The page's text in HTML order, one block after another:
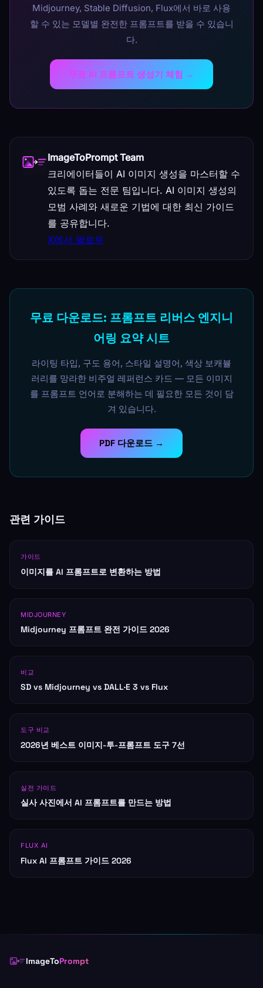
Midjourney, Stable Diffusion, Flux에서 바로 사용
할 수 있는 모델별 완전한 프롬프트를 받을 수 있습니
다.
무료 AI 프롬프트 생성기 체험 →
ImageToPrompt Team
크리에이터들이 AI 이미지 생성을 마스터할 수
있도록 돕는 전문 팀입니다. AI 이미지 생성의
모범 사례와 새로운 기법에 대한 최신 가이드
를 공유합니다.
X에서 팔로우
무료 다운로드: 프롬프트 리버스 엔지니
어링 요약 시트
라이팅 타입, 구도 용어, 스타일 설명어, 색상 보캐뷸
러리를 망라한 비주얼 레퍼런스 카드 — 모든 이미지
를 프롬프트 언어로 분해하는 데 필요한 모든 것이 담
겨 있습니다.
PDF 다운로드 →
관련 가이드
가이드
이미지를 AI 프롬프트로 변환하는 방법
MIDJOURNEY
Midjourney 프롬프트 완전 가이드 2026
비교
SD vs Midjourney vs DALL·E 3 vs Flux
도구 비교
2026년 베스트 이미지-투-프롬프트 도구 7선
실전 가이드
실사 사진에서 AI 프롬프트를 만드는 방법
FLUX AI
Flux AI 프롬프트 가이드 2026
ImageToPrompt